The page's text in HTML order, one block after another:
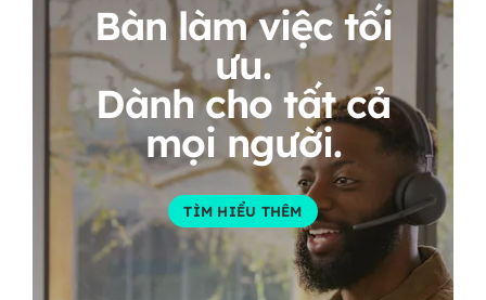
Bàn làm việc tối
ưu.
Dành cho tất cả
mọi người.
TÌM HIỂU THÊM